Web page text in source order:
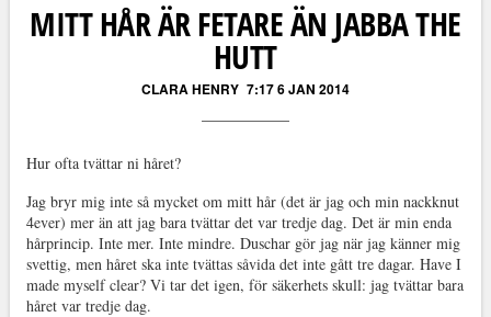
MITT HÅR ÄR FETARE ÄN JABBA THE
HUTT
CLARA HENRY 7:17 6 JAN 2014
Hur ofta tvättar ni håret?
Jag bryr mig inte så mycket om mitt hår (det är jag och min nackknut
4ever) mer än att jag bara tvättar det var tredje dag. Det är min enda
hårprincip. Inte mer. Inte mindre. Duschar gör jag när jag känner mig
svettig, men håret ska inte tvättas såvida det inte gått tre dagar. Have I
made myself clear? Vi tar det igen, för säkerhets skull: jag tvättar bara
håret var tredje dag.